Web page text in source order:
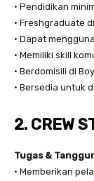
• Pendidikan
• Freshgraduate
• Dapat
• Memiliki skill
• Berdomisili di
• Bersedia untuk
2. CREW
Tugas &
• Memberikan